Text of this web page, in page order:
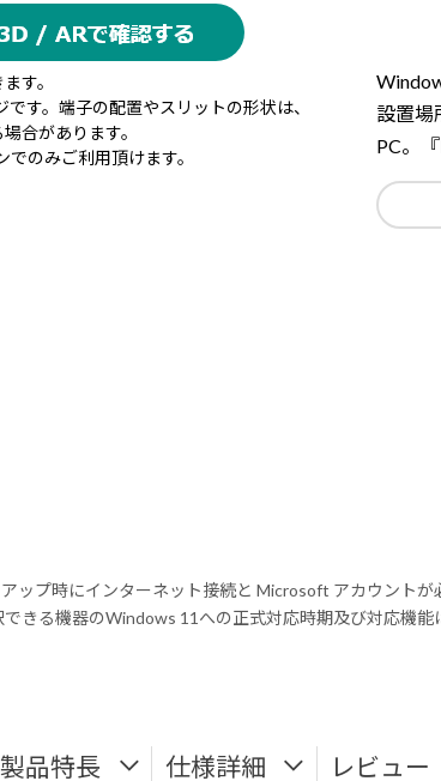
す。
す。端子の配置やスリットの形状は、
合があります。
のみご利用頂けます。
設置場
PC。
ップ時にインターネット接続と Microsoft アカウントが
きる機器のWindows 11への正式対応時期及び対応機能
製品特長 仕様詳細 レビュー